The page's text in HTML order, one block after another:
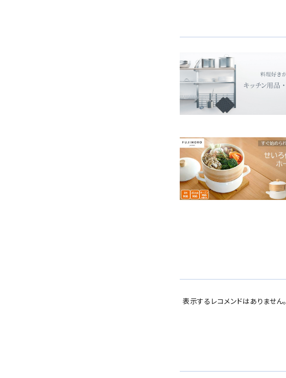
表示するレコメンドはありません。